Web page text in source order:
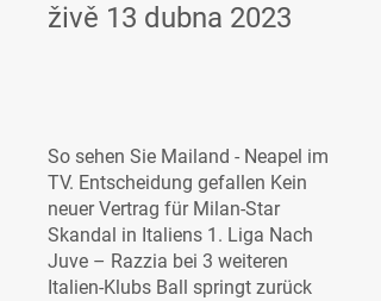
živě 13 dubna 2023
So sehen Sie Mailand - Neapel im
TV. Entscheidung gefallen Kein
neuer Vertrag für Milan-Star
Skandal in Italiens 1. Liga Nach
Juve – Razzia bei 3 weiteren
Italien-Klubs Ball springt zurück